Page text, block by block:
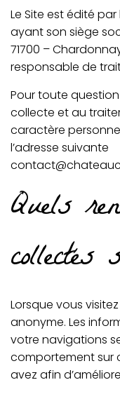
Le Site est édité par
ayant son siège social
71700 –
responsable de
Pour toute
collecte et au
caractère
l’adresse suivante
Quels
Lorsque vous
anonyme. Les
votre navigations
comportement sur
avez afin